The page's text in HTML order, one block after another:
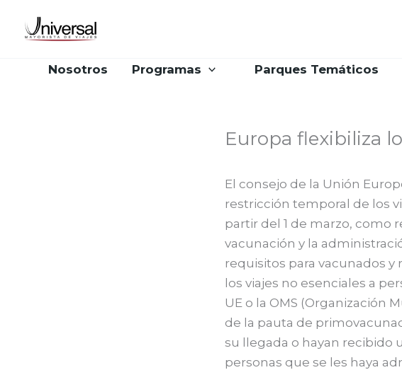
Nosotros Programas Parques Temáticos
Europa flexibiliza
El consejo de la Unión
restricción temporal de los
partir del 1 de marzo, como
vacunación y la
requisitos para vacunados
los viajes no esenciales a
UE o la OMS (Organización
de la pauta de
su llegada o hayan recibido
personas que se les haya